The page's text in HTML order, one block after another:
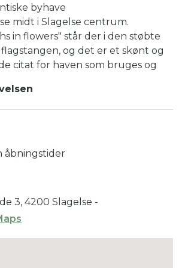
byhave
midt i Slagelse centrum.
in flowers" står der i den støbte
og det er et skønt og
citat for haven som bruges og
har vi selv bygget op helt fra start,
er fyldt med smukke roser og
er en stor lukket terrasse, et
afgrøder. Her er man hjertelig
på dagen. Jeg er vild med den
har en forkærlighed for smukke
mange af på grunden både
åbningstider
3, 4200 Slagelse -